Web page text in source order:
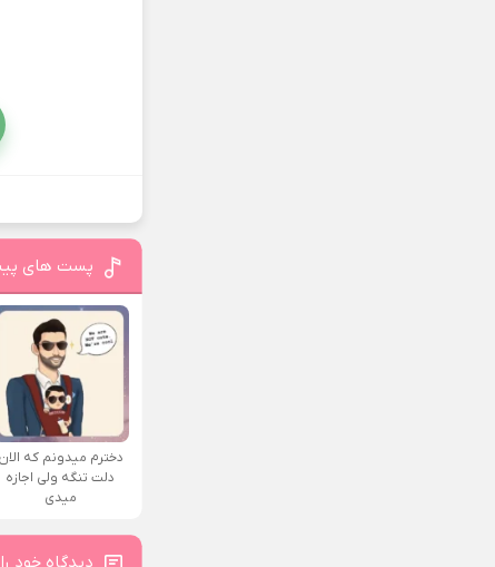
پست های
دخترم میدونم که الان
دلت تنگه ولی اجازه
میدی